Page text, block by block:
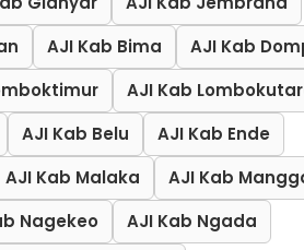
AJI Kab Bima
AJI Kab
AJI Kab
AJI Kab Belu
AJI Kab Ende
AJI Kab Malaka
AJI Kab
Nagekeo
AJI Kab Ngada